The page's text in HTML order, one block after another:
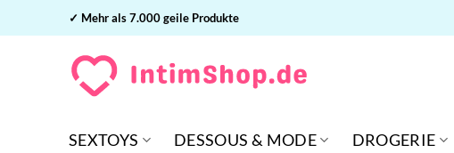
Inhalt
✓ Mehr als 7.000 geile Produkte
SEXTOYS DESSOUS & MODE DROGERIE